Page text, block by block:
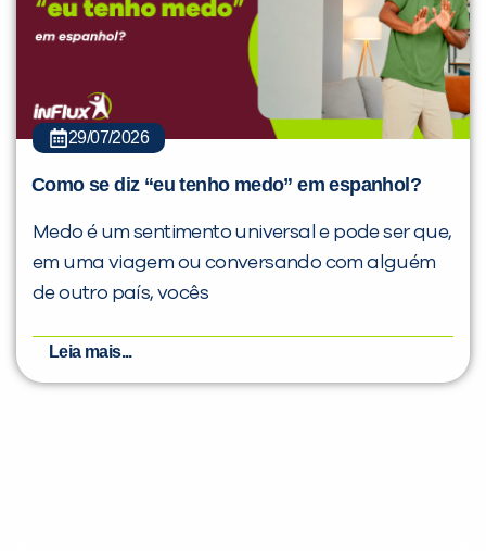
29/07/2026
Como se diz “eu tenho medo” em espanhol?
Medo é um sentimento universal e pode ser que,
em uma viagem ou conversando com alguém
de outro país, vocês
Leia mais...